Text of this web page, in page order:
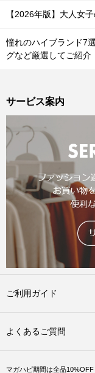
【2026年版】大人女
憧れのハイブランド7
グなど厳選してご紹介
サービス案内
ご利用ガイド
よくあるご質問
マガハピ期間は全品10%OFF